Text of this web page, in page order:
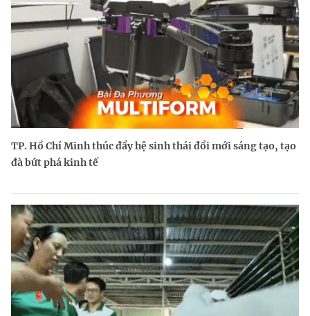
TP. Hồ Chí Minh thúc đẩy hệ sinh thái đổi mới sáng tạo, tạo
đà bứt phá kinh tế